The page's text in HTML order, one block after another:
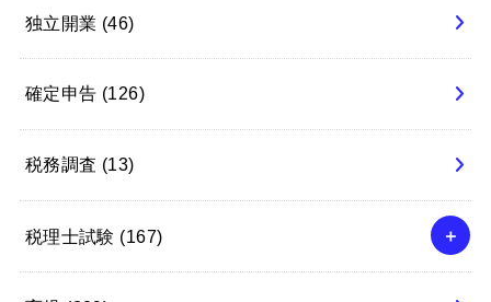
独立開業 (46)
確定申告 (126)
税務調査 (13)
税理士試験 (167)